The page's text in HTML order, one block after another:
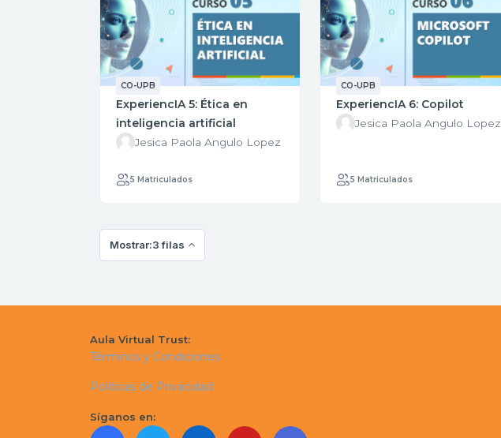
CO-UPB
ExperiencIA 5: Ética en
inteligencia artificial
Jesica Paola Angulo Lopez
5 Matriculados
CO-UPB
ExperiencIA 6: Copilot
Jesica Paola Angulo Lopez
5 Matriculados
Mostrar:3 filas
Aula Virtual Trust:
Términos y Condiciones
Políticas de Privacidad
Síganos en: